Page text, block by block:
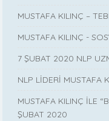
MUSTAFA KILINÇ –
MUSTAFA KILINÇ -
7 ŞUBAT 2020 NLP
NLP LİDERİ MUSTAFA
MUSTAFA KILINÇ İLE
ŞUBAT 2020